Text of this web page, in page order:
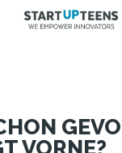
VORNE?